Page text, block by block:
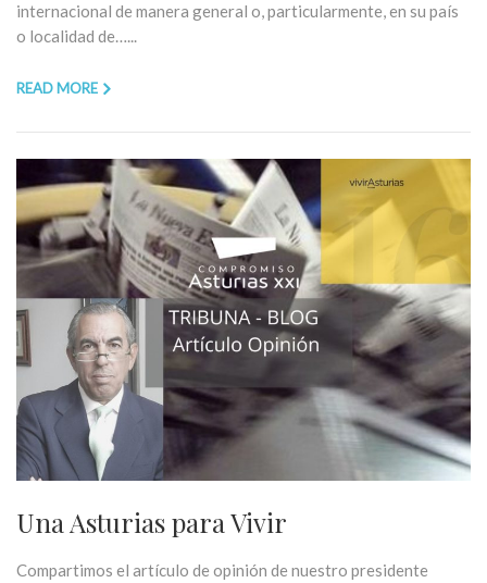
internacional de manera general o, particularmente, en su país
o localidad de…...
READ MORE
Una Asturias para Vivir
Compartimos el artículo de opinión de nuestro presidente